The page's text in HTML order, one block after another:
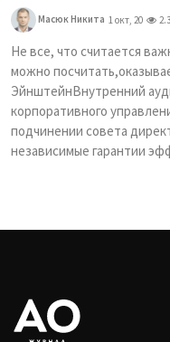
Масюк Никита 1 окт, 20
Не все, что считается
можно
ЭйнштейнВнутренний
корпоративного
подчинении совета
независимые гарантии